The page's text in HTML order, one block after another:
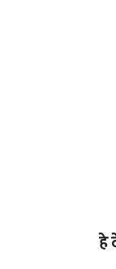
हे